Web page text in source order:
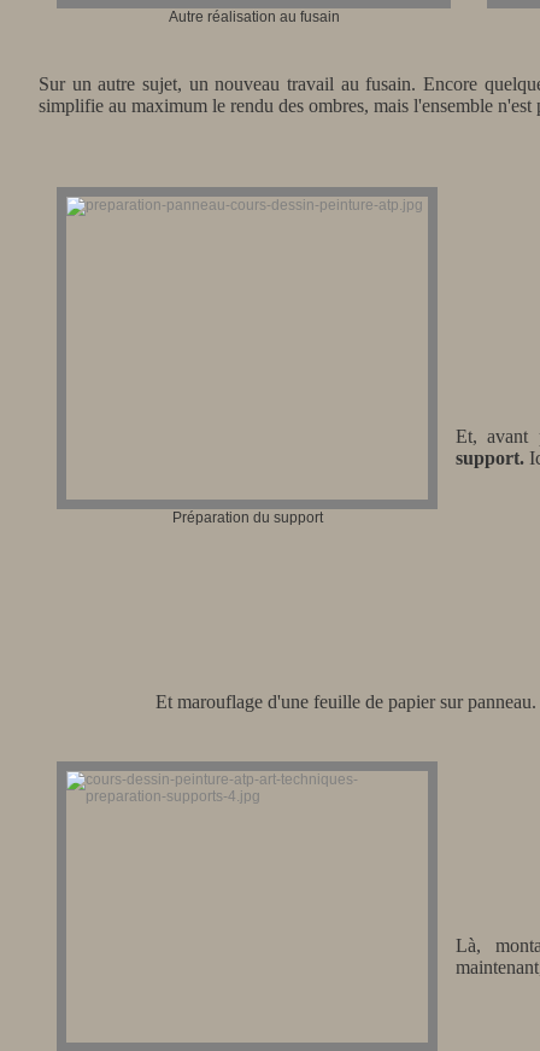
Autre réalisation au fusain
Sur un autre sujet, un nouveau travail au fusain. Encore
simplifie au maximum le rendu des ombres, mais l'ensemble n'est
Préparation du support
Et, avant
support.
Et marouflage d'une feuille de papier sur panneau.
Là,